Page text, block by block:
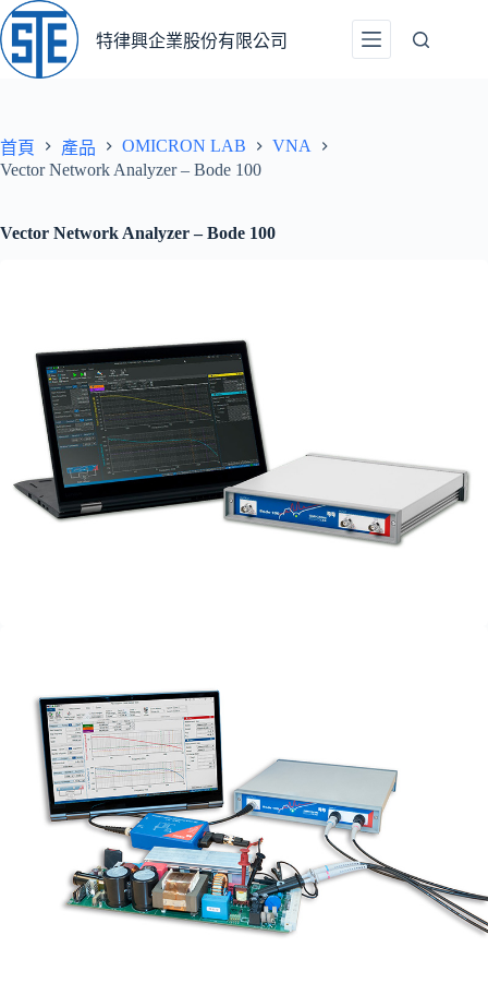
跳
至
主
容
特律興企業股份有限公司
首頁 產品 OMICRON LAB
VNA
Vector Network Analyzer – Bode 100
Vector Network Analyzer – Bode 100